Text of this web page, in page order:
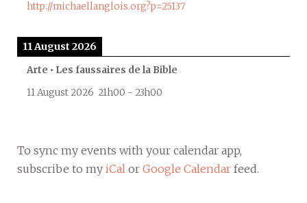
http://michaellanglois.org?p=25137
11 August 2026
Arte • Les faussaires de la Bible
11 August 2026 21h00 - 23h00
To sync my events with your calendar app,
subscribe to my iCal or Google Calendar feed.